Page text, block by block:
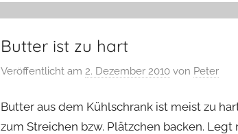
Butter ist zu hart
Veröffentlicht am2. Dezember 2010 von Peter
Butter aus dem Kühlschrank ist meist zu
zum Streichen bzw. Plätzchen backen. Legt